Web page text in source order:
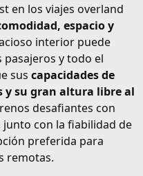
en los viajes overland
espacio y
interior puede
y todo el
sus capacidades de
y su gran altura libre al
desafiantes con
junto con la fiabilidad de
preferida para
remotas.